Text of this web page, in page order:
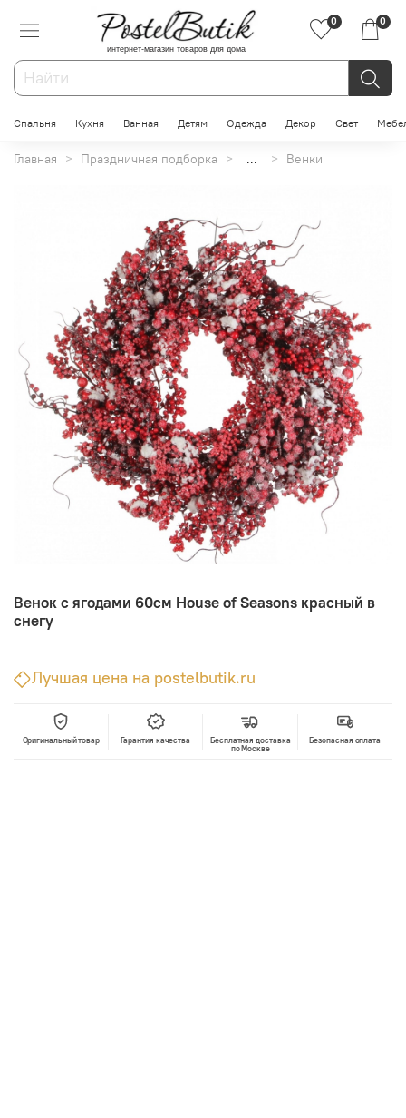
интернет-магазин товаров для дома
0 0
Спальня Кухня Ванная Детям Одежда Декор Свет
Главная Праздничная подборка ... Венки
Венок с ягодами 60см House of Seasons красный в
снегу
Лучшая цена на postelbutik.ru
Оригинальный товар Гарантия качества
Бесплатная доставка
по Москве
Безопасная оплата